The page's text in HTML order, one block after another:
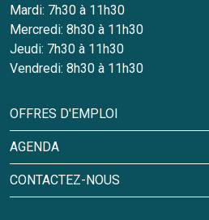
Mardi: 7h30 à 11h30
Mercredi: 8h30 à 11h30
Jeudi: 7h30 à 11h30
Vendredi: 8h30 à 11h30
OFFRES D'EMPLOI
AGENDA
CONTACTEZ-NOUS